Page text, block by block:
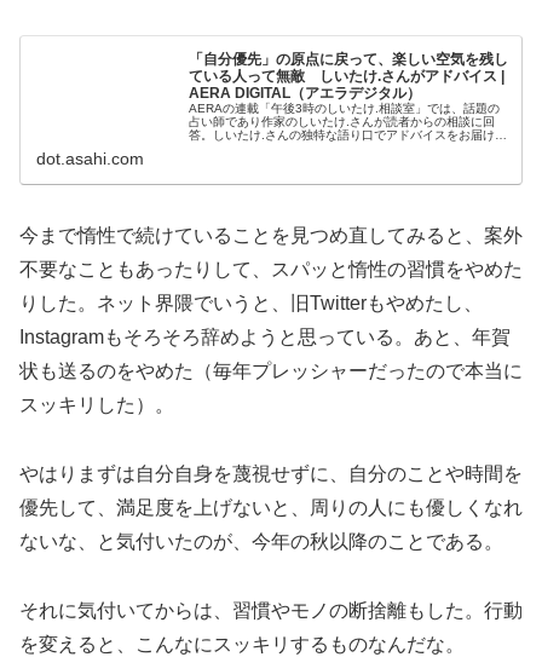
「自分優先」の原点に戻って、楽しい空気を残し
ている人って無敵 しいたけ.さんがアドバイス |
AERA DIGITAL（アエラデジタル）
AERAの連載「午後3時のしいたけ.相談室」では、話題の
占い師であり作家のしいたけ.さんが読者からの相談に回
答。しいたけ.さんの独特な語り口でアドバイスをお届けし
dot.asahi.com
今まで惰性で続けていることを見つめ直してみると、案外
不要なこともあったりして、スパッと惰性の習慣をやめた
りした。ネット界隈でいうと、旧Twitterもやめたし、
Instagramもそろそろ辞めようと思っている。あと、年賀
状も送るのをやめた（毎年プレッシャーだったので本当に
スッキリした）。
やはりまずは自分自身を蔑視せずに、自分のことや時間を
優先して、満足度を上げないと、周りの人にも優しくなれ
ないな、と気付いたのが、今年の秋以降のことである。
それに気付いてからは、習慣やモノの断捨離もした。行動
を変えると、こんなにスッキリするものなんだな。